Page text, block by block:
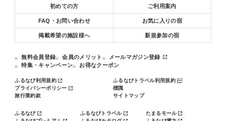
3，000円(税込) / 1泊（15:00〜翌10:00）
平日については、周辺駐車場のご案内となります。
必ず事前にお電話でご予約をお願いいたします。
台数に限りがございます。満車の場合はご利用頂けません。
ホテル1階の駐車場は提携駐車場ではございません。
ご利用頂く場合は通常料金がかかります。
【連泊清掃について】
当館では連泊のお客様には、環境に配慮した「エコ清掃」を行っております。
※通常清掃をご希望の方は、前日24時までにフロントへお申し付け下さい。
※お申し付けがない場合でも、3日目毎に通常清掃を行います。
【宿泊税について】
・チェックアウト後の物預かりに限り、お1つにつき500円／1日 を頂戴してお
初めての方 ご利用案内
FAQ・お問い合わせ お気に入りの宿
掲載希望の施設様へ 新規参加の宿
無料会員登録 会員のメリット
メールマガジン登録
特集・キャンペーン
お得なクーポン
ふるなび利用規約
ふるなびトラベル利用規約
プライバシーポリシー
標識
旅行業約款
サイトマップ
ふるなび ふるなびトラベル
たまるモール